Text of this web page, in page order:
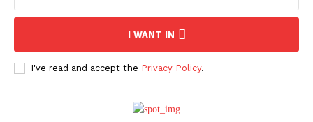
I WANT IN
I've read and accept the Privacy Policy.